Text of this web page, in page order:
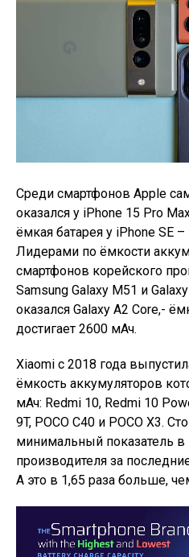
Среди смартфонов Apple
оказался у iPhone 15 Pro
ёмкая батарея у iPhone SE
Лидерами по ёмкости
смартфонов корейского
Samsung Galaxy M51 и
оказался Galaxy A2 Core,-
достигает 2600 мАч.
Xiaomi с 2018 года
ёмкость аккумуляторов
мАч: Redmi 10, Redmi 10
9T, POCO C40 и POCO X3.
минимальный показатель в
производителя за
А это в 1,65 раза больше,